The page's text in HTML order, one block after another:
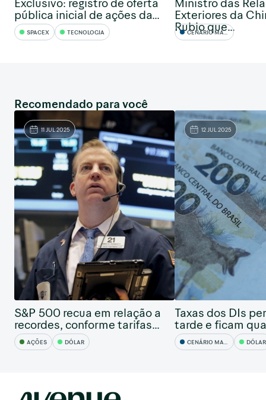
pública inicial de ações da...
SPACEX TECNOLOGIA
Exteriores da
Rubio que...
CENÁRIO MACRO
Recomendado para você
11 JUL 2025
S&P 500 recua em relação a
recordes, conforme tarifas...
AÇÕES DÓLAR
12 JUL 2025
Taxas dos DIs
tarde e ficam
CENÁRIO MACRO DÓLAR